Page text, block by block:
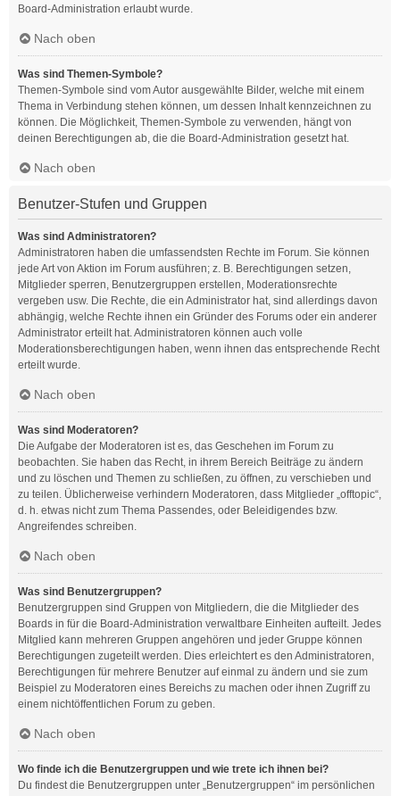
Board-Administration erlaubt wurde.
Nach oben
Was sind Themen-Symbole?
Themen-Symbole sind vom Autor ausgewählte Bilder, welche mit einem
Thema in Verbindung stehen können, um dessen Inhalt kennzeichnen zu
können. Die Möglichkeit, Themen-Symbole zu verwenden, hängt von
deinen Berechtigungen ab, die die Board-Administration gesetzt hat.
Nach oben
Benutzer-Stufen und Gruppen
Was sind Administratoren?
Administratoren haben die umfassendsten Rechte im Forum. Sie können
jede Art von Aktion im Forum ausführen; z. B. Berechtigungen setzen,
Mitglieder sperren, Benutzergruppen erstellen, Moderationsrechte
vergeben usw. Die Rechte, die ein Administrator hat, sind allerdings davon
abhängig, welche Rechte ihnen ein Gründer des Forums oder ein anderer
Administrator erteilt hat. Administratoren können auch volle
Moderationsberechtigungen haben, wenn ihnen das entsprechende Recht
erteilt wurde.
Nach oben
Was sind Moderatoren?
Die Aufgabe der Moderatoren ist es, das Geschehen im Forum zu
beobachten. Sie haben das Recht, in ihrem Bereich Beiträge zu ändern
und zu löschen und Themen zu schließen, zu öffnen, zu verschieben und
zu teilen. Üblicherweise verhindern Moderatoren, dass Mitglieder „offtopic“,
d. h. etwas nicht zum Thema Passendes, oder Beleidigendes bzw.
Angreifendes schreiben.
Nach oben
Was sind Benutzergruppen?
Benutzergruppen sind Gruppen von Mitgliedern, die die Mitglieder des
Boards in für die Board-Administration verwaltbare Einheiten aufteilt. Jedes
Mitglied kann mehreren Gruppen angehören und jeder Gruppe können
Berechtigungen zugeteilt werden. Dies erleichtert es den Administratoren,
Berechtigungen für mehrere Benutzer auf einmal zu ändern und sie zum
Beispiel zu Moderatoren eines Bereichs zu machen oder ihnen Zugriff zu
einem nichtöffentlichen Forum zu geben.
Nach oben
Wo finde ich die Benutzergruppen und wie trete ich ihnen bei?
Du findest die Benutzergruppen unter „Benutzergruppen“ im persönlichen